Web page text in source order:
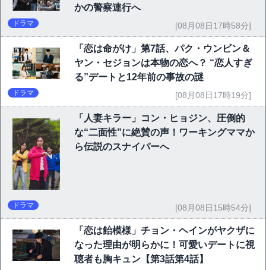
かの警察連行へ
ドラマ [08月08日17時58分]
「恋は命がけ」第7話、パク・ウンビン＆
ヤン・セジョンは本物の恋へ？ “恋人すぎ
る”デートと12年前の事故の謎
ドラマ [08月08日17時19分]
「人妻キラー」コン・ヒョジン、圧倒的
な“二面性”に絶賛の声！ワーキングママか
ら伝説のスナイパーへ
ドラマ [08月08日15時54分]
「恋は飴模様」チョン・ヘインがヤクザに
なった理由が明らかに！可愛いデートに視
聴者も胸キュン【第3話第4話】